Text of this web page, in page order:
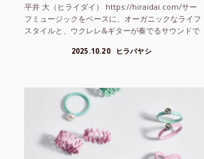
平井 大（ヒライダイ） https://hiraidai.com/サー
フミュージックをベースに、オーガニックなライフ
スタイルと、ウクレレ&ギターが奏でるサウンドで
2025.10.20 ヒラバヤシ